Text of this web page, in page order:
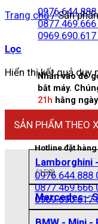
0976.644.888
0877.469.666
0969.690.617
Nhấn vào để
bắt máy.
21h hằng ngày
Hotline đặt hàng
0976.644.888
0877.469.666
0969.690.617
Trang chủ /Sản
Lọc
Hiển thị kết quả duy
SẢN PHẨM THEO
Lamborghini
(158)
Mercedes -